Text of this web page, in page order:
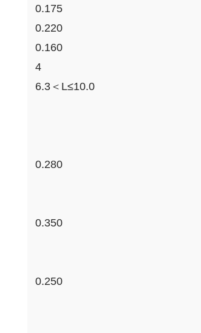
0.175
0.220
0.160
4
6.3＜L≤10.0
0.280
0.350
0.250